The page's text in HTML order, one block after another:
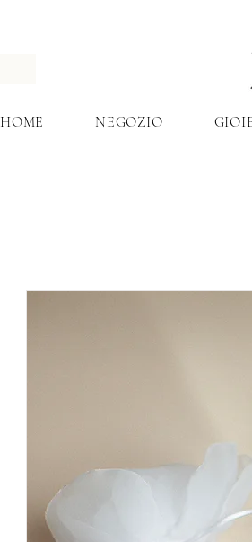
HOME NEGOZIO